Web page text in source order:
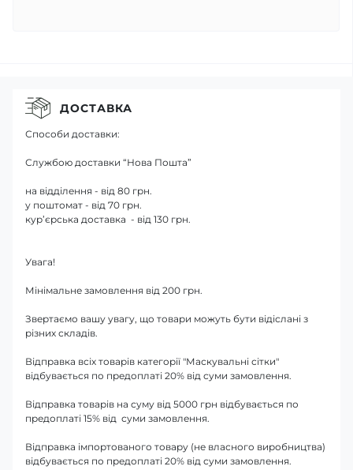
ДОСТАВКА
Способи доставки:
Службою доставки “Нова Пошта”
на відділення - від 80 грн.
у поштомат - від 70 грн.
кур’єрська доставка - від 130 грн.
Увага!
Мінімальне замовлення від 200 грн.
Звертаємо вашу увагу, що товари можуть бути відіслані з
різних складів.
Відправка всіх товарів категорії "Маскувальні сітки"
відбувається по предоплаті 20% від суми замовлення.
Відправка товарів на суму від 5000 грн відбувається по
предоплаті 15% від суми замовлення.
Відправка імпортованого товару (не власного виробництва)
відбувається по предоплаті 20% від суми замовлення.